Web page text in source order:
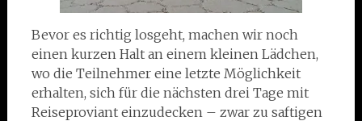
Bevor es richtig losgeht, machen wir noch
einen kurzen Halt an einem kleinen Lädchen,
wo die Teilnehmer eine letzte Möglichkeit
erhalten, sich für die nächsten drei Tage mit
Reiseproviant einzudecken – zwar zu saftigen